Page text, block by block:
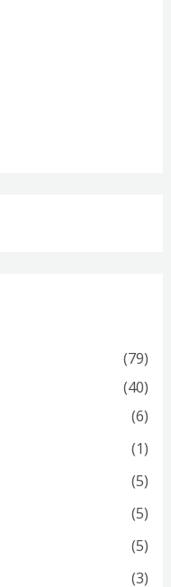
(79)
(40)
(6)
(1)
(5)
(5)
(5)
(3)